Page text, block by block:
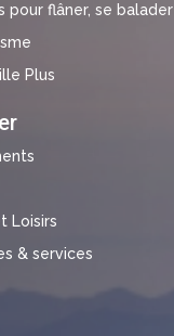
pour flâner, se balader
Plus
Loisirs
& services